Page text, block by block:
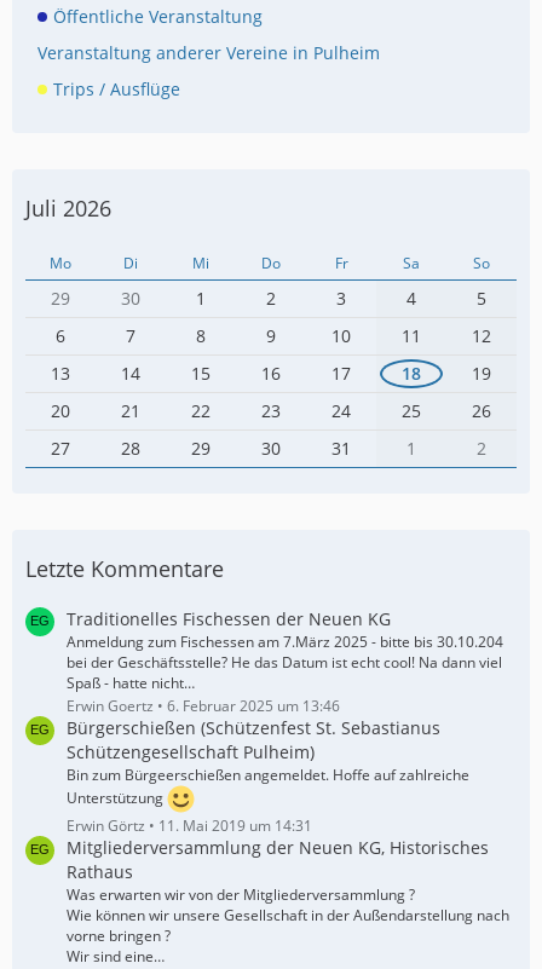
Öffentliche Veranstaltung
Veranstaltung anderer Vereine in Pulheim
Trips / Ausflüge
Juli 2026
Mo Di Mi Do Fr Sa So
29 30 1 2 3 4
5
6
7 8 9 10 11
12
13
14 15 16 17 18
19
20
21 22 23 24 25
26
27
28 29 30 31 1 2
Letzte Kommentare
Traditionelles Fischessen der Neuen KG
Anmeldung zum Fischessen am 7.März 2025 - bitte bis 30.10.204
bei der Geschäftsstelle? He das Datum ist echt cool! Na dann viel
Spaß - hatte nicht…
Erwin Goertz
6. Februar 2025 um 13:46
Bürgerschießen (Schützenfest St. Sebastianus
Schützengesellschaft Pulheim)
Bin zum Bürgeerschießen angemeldet. Hoffe auf zahlreiche
Unterstützung
Erwin Görtz
11. Mai 2019 um 14:31
Mitgliederversammlung der Neuen KG, Historisches
Rathaus
Was erwarten wir von der Mitgliederversammlung ?
Wie können wir unsere Gesellschaft in der Außendarstellung nach
vorne bringen ?
Wir sind eine…